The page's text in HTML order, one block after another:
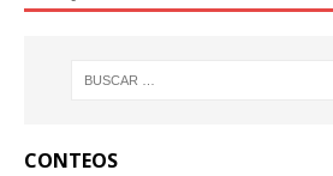
CONTEOS